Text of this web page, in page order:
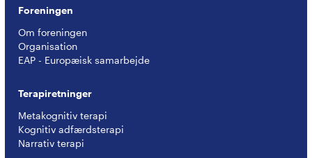
Foreningen
Om foreningen
Organisation
EAP - Europæisk samarbejde
Terapiretninger
Metakognitiv terapi
Kognitiv adfærdsterapi
Narrativ terapi